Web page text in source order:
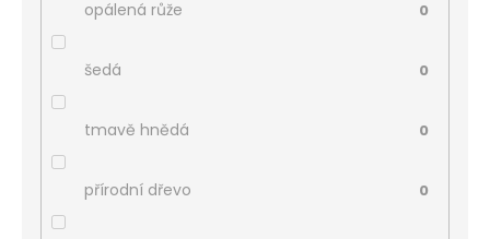
opálená růže 0
šedá 0
tmavě hnědá 0
přírodní dřevo 0